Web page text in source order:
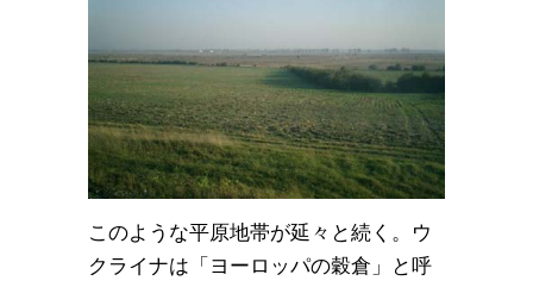
このような平原地帯が延々と続く。ウ
クライナは「ヨーロッパの穀倉」と呼